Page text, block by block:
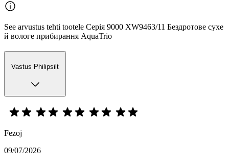
See arvustus tehti tootele Серія 9000 XW9463/11 Бездротове сухе
й вологе прибирання AquaTrio
Vastus Philipsilt
Fezoj
09/07/2026